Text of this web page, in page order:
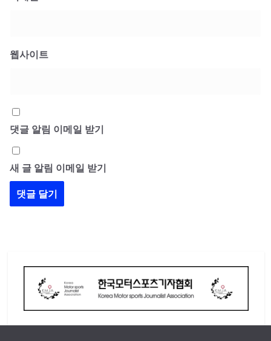
웹사이트
댓글 알림 이메일 받기
새 글 알림 이메일 받기